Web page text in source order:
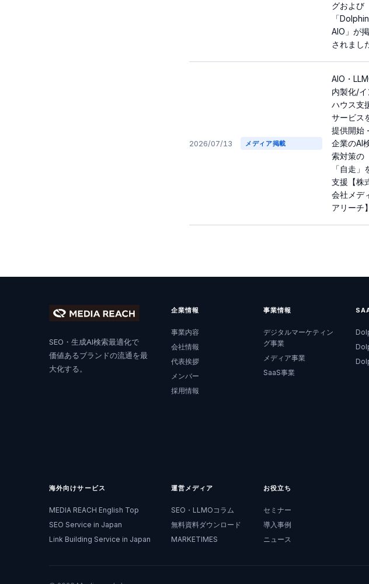
グおよび
「
AIO」が
されまし
2026/07/13 メディア掲載
AIO・
内製化/イ
ハウス支
サービス
提供開始 -
企業のAI
索対策の
「自走」
支援【株
会社メデ
アリーチ】
SEO・生成AI検索最適化で
価値あるブランドの流通を最
大化する。
企業情報
事業内容
会社情報
代表挨拶
メンバー
採用情報
事業情報
デジタルマーケティン
グ事業
メディア事業
SaaS事業
海外向けサービス
MEDIA REACH English Top
SEO Service in Japan
Link Building Service in Japan
運営メディア
SEO・LLMOコラム
無料資料ダウンロード
MARKETIMES
お役立ち
セミナー
導入事例
ニュース